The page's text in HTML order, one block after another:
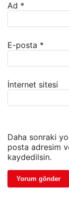
Ad *
E-posta *
İnternet sitesi
Daha sonraki
posta adresim
kaydedilsin.